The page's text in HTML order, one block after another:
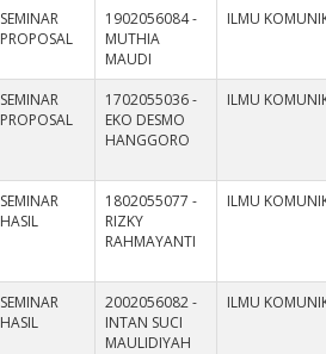
SEMINAR
PROPOSAL
1902056084 -
MUTHIA
MAUDI
ILMU
SEMINAR
PROPOSAL
1702055036 -
EKO DESMO
HANGGORO
ILMU
SEMINAR
HASIL
1802055077 -
RIZKY
RAHMAYANTI
ILMU
SEMINAR
HASIL
2002056082 -
INTAN SUCI
MAULIDIYAH
ILMU